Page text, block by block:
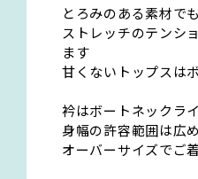
とろみのある素材で
ストレッチのテンシ
ます
甘くないトップスは
衿はボートネックラ
身幅の許容範囲は広
オーバーサイズでご